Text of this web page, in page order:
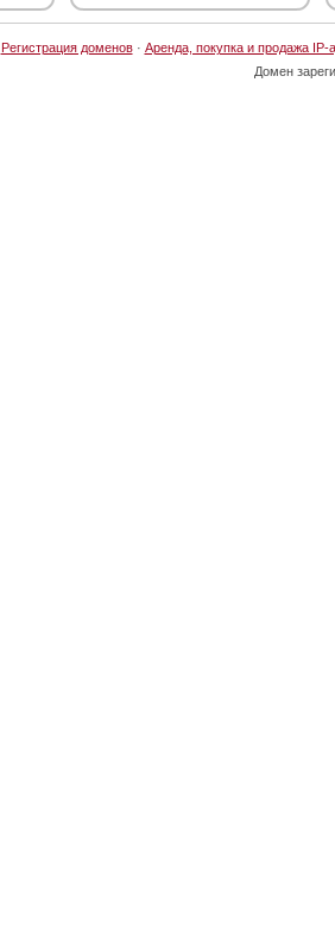
Регистрация доменов· Аренда, покупка и продажа IP-
Домен